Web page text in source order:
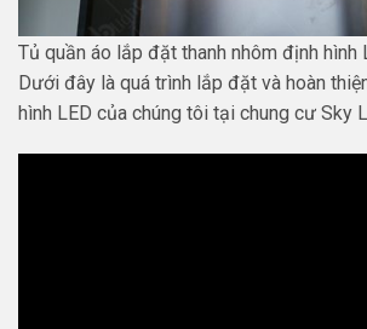
Tủ quần áo lắp đặt thanh nhôm định hình
Dưới đây là quá trình lắp đặt và hoàn
hình LED của chúng tôi tại chung cư Sky